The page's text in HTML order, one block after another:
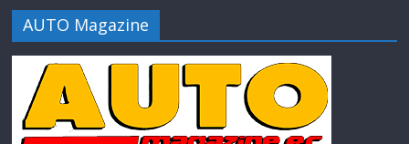
AUTO Magazine